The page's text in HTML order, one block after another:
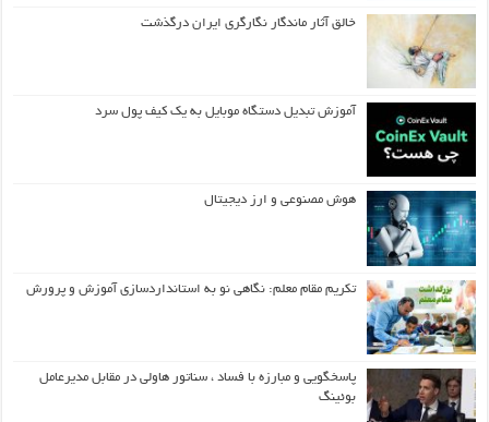
خالق آثار ماندگار نگارگری ایران درگذشت
آموزش تبدیل دستگاه موبایل به یک کیف‌ پول سرد
هوش مصنوعی و ارز دیجیتال
تکریم مقام معلم: نگاهی نو به استانداردسازی آموزش و پرورش
پاسخگویی و مبارزه با فساد ، سناتور هاولی در مقابل مدیرعامل
بوئینگ